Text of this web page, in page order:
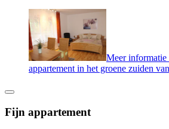
Meer
appartement in het groene zuiden
Fijn appartement